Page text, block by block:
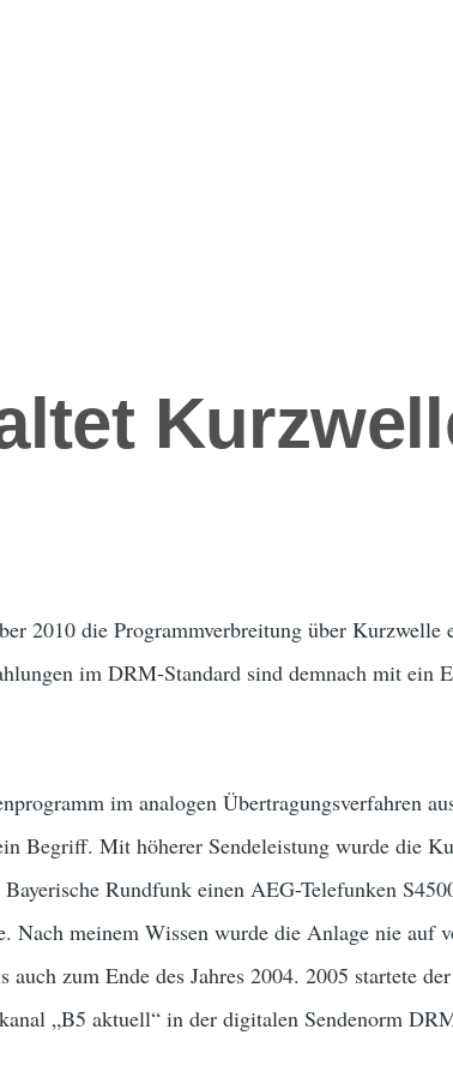
2010 die Programmverbreitung über Kurzwelle
im DRM-Standard sind demnach mit ein
im analogen Übertragungsverfahren
Begriff. Mit höherer Sendeleistung wurde die
Rundfunk einen AEG-Telefunken
Nach meinem Wissen wurde die Anlage nie auf
auch zum Ende des Jahres 2004. 2005 startete
„B5 aktuell“ in der digitalen Sendenorm